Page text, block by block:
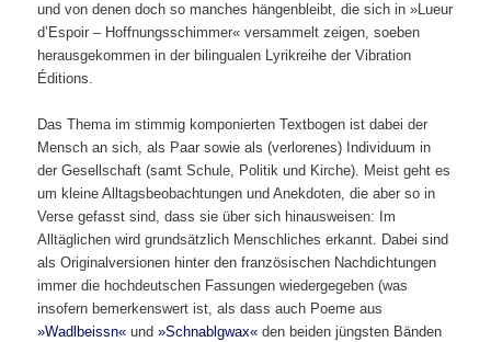
und von denen doch so manches hängenbleibt, die sich in »Lueur
d’Espoir – Hoffnungsschimmer« versammelt zeigen, soeben
herausgekommen in der bilingualen Lyrikreihe der Vibration
Éditions.
Das Thema im stimmig komponierten Textbogen ist dabei der
Mensch an sich, als Paar sowie als (verlorenes) Individuum in
der Gesellschaft (samt Schule, Politik und Kirche). Meist geht es
um kleine Alltagsbeobachtungen und Anekdoten, die aber so in
Verse gefasst sind, dass sie über sich hinausweisen: Im
Alltäglichen wird grundsätzlich Menschliches erkannt. Dabei sind
als Originalversionen hinter den französischen Nachdichtungen
immer die hochdeutschen Fassungen wiedergegeben (was
insofern bemerkenswert ist, als dass auch Poeme aus
»Wadlbeissn« und»Schnablgwax« den beiden jüngsten Bänden